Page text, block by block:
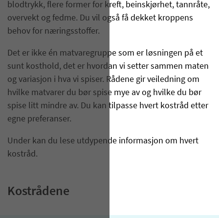
blodtrykk, flere former for kreft, beinskjørhet, tannråte,
overvekt og fedme. Du vil også få dekket kroppens
behov for næringsstoffer.
Det er ikke én matvaregruppe som er løsningen på et
sunt kosthold, det er hvordan vi setter sammen maten
og variasjon i hva vi spiser. Rådene gir veiledning om
hvilke matvarer du bør spise mye av og hvilke du bør
spise litt mindre av. Du kan tilpasse hvert kostråd etter
egne preferanser.
Under kan du lese utdypende informasjon om hvert
kostråd.
Kostrådene